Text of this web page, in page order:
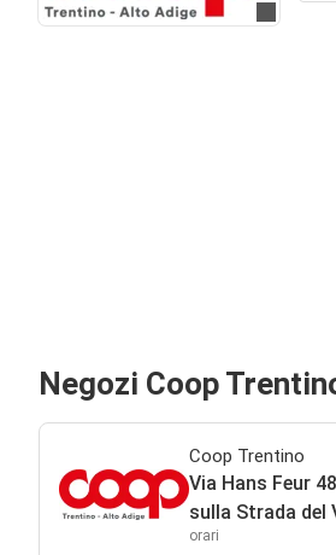
Negozi Coop
Coop Trentino
Via Hans Feur
sulla Strada del
orari